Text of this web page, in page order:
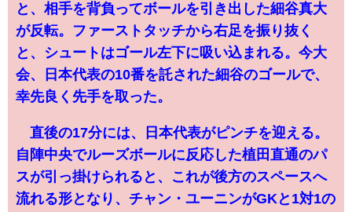
と、相手を背負ってボールを引き出した細谷真大
が反転。ファーストタッチから右足を振り抜く
と、シュートはゴール左下に吸い込まれる。今大
会、日本代表の10番を託された細谷のゴールで、
幸先良く先手を取った。
直後の17分には、日本代表がピンチを迎える。
自陣中央でルーズボールに反応した植田直通のパ
スが引っ掛けられると、これが後方のスペースへ
流れる形となり、チャン・ユーニンがGKと1対1の